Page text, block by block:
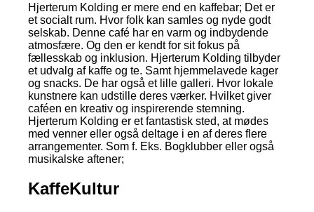
Hjerterum Kolding er mere end en kaffebar; Det er
et socialt rum. Hvor folk kan samles og nyde godt
selskab. Denne café har en varm og indbydende
atmosfære. Og den er kendt for sit fokus på
fællesskab og inklusion. Hjerterum Kolding tilbyder
et udvalg af kaffe og te. Samt hjemmelavede kager
og snacks. De har også et lille galleri. Hvor lokale
kunstnere kan udstille deres værker. Hvilket giver
caféen en kreativ og inspirerende stemning.
Hjerterum Kolding er et fantastisk sted, at mødes
med venner eller også deltage i en af deres flere
arrangementer. Som f. Eks. Bogklubber eller også
musikalske aftener;
KaffeKultur